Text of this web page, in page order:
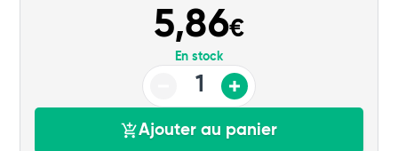
5,86€
En stock
Ajouter au panier